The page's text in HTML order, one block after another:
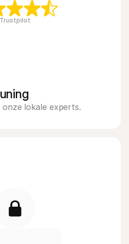
Trustpilot
lokale experts.